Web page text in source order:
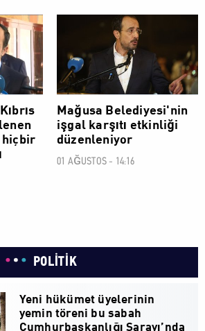
POLİTİK
hiçbir
Mağusa Belediyesi'nin
işgal karşıtı etkinliği
düzenleniyor
01 AĞUSTOS - 14:16
POLİTİK
Yeni hükümet üyelerinin
yemin töreni bu sabah
Cumhurbaşkanlığı Sarayı’nda